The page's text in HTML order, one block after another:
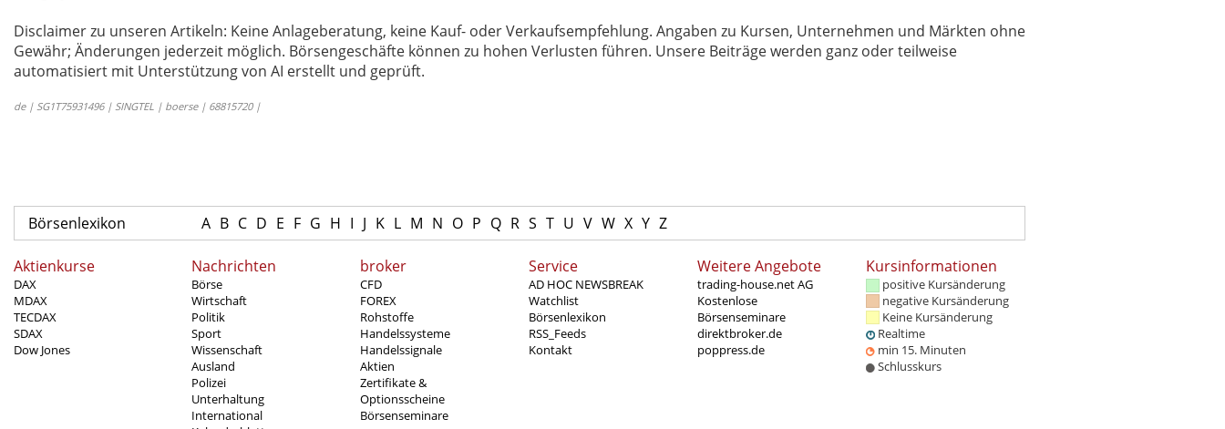
Disclaimer zu unseren Artikeln: Keine Anlageberatung, keine Kauf- oder Verkaufsempfehlung. Angaben zu Kursen, Unternehmen und Märkten ohne
Gewähr; Änderungen jederzeit möglich. Börsengeschäfte können zu hohen Verlusten führen. Unsere Beiträge werden ganz oder teilweise
automatisiert mit Unterstützung von AI erstellt und geprüft.
de | SG1T75931496 | SINGTEL | boerse | 68815720 |
Börsenlexikon A B C D E F G H I J K L M N O P Q R S T U V W X Y Z
Aktienkurse
DAX
MDAX
TECDAX
SDAX
Dow Jones
Nachrichten
Börse
Wirtschaft
Politik
Sport
Wissenschaft
Ausland
Polizei
Unterhaltung
International
broker
CFD
FOREX
Rohstoffe
Handelssysteme
Handelssignale
Aktien
Zertifikate &
Optionsscheine
Börsenseminare
Service
AD HOC NEWSBREAK
Watchlist
Börsenlexikon
RSS_Feeds
Kontakt
Weitere Angebote
trading-house.net AG
Kostenlose
Börsenseminare
direktbroker.de
poppress.de
Kursinformationen
positive Kursänderung
negative Kursänderung
Keine Kursänderung
Realtime
min 15. Minuten
Schlusskurs